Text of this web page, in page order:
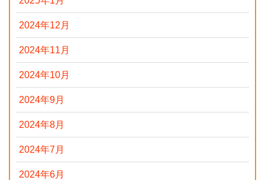
2024年12月
2024年11月
2024年10月
2024年9月
2024年8月
2024年7月
2024年6月